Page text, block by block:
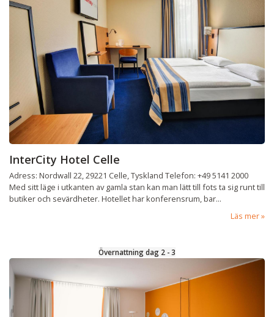
InterCity Hotel Celle
Adress: Nordwall 22, 29221 Celle, Tyskland Telefon: +49 5141 2000
Med sitt läge i utkanten av gamla stan kan man lätt till fots ta sig runt till
butiker och sevärdheter. Hotellet har konferensrum, bar...
Läs mer
Övernattning dag 2 - 3